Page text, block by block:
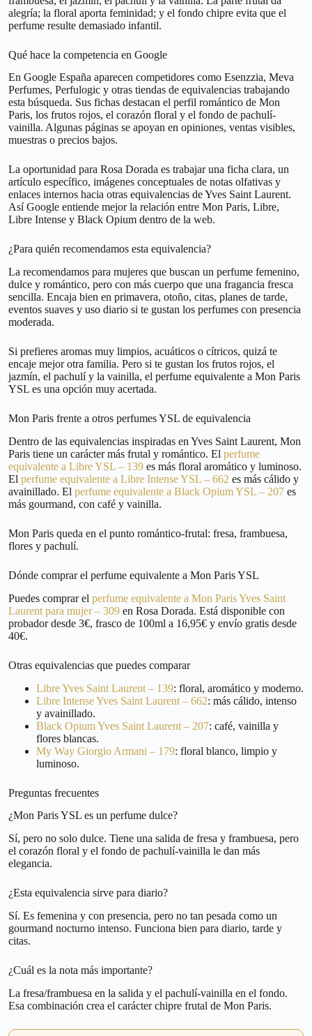
alegría; la floral aporta feminidad; y el fondo chipre evita que el
perfume resulte demasiado infantil.
Qué hace la competencia en Google
En Google España aparecen competidores como Esenzzia, Meva
Perfumes, Perfulogic y otras tiendas de equivalencias trabajando
esta búsqueda. Sus fichas destacan el perfil romántico de Mon
Paris, los frutos rojos, el corazón floral y el fondo de pachulí-
vainilla. Algunas páginas se apoyan en opiniones, ventas visibles,
muestras o precios bajos.
La oportunidad para Rosa Dorada es trabajar una ficha clara, un
artículo específico, imágenes conceptuales de notas olfativas y
enlaces internos hacia otras equivalencias de Yves Saint Laurent.
Así Google entiende mejor la relación entre Mon Paris, Libre,
Libre Intense y Black Opium dentro de la web.
¿Para quién recomendamos esta equivalencia?
La recomendamos para mujeres que buscan un perfume femenino,
dulce y romántico, pero con más cuerpo que una fragancia fresca
sencilla. Encaja bien en primavera, otoño, citas, planes de tarde,
eventos suaves y uso diario si te gustan los perfumes con presencia
moderada.
Si prefieres aromas muy limpios, acuáticos o cítricos, quizá te
encaje mejor otra familia. Pero si te gustan los frutos rojos, el
jazmín, el pachulí y la vainilla, el perfume equivalente a Mon Paris
YSL es una opción muy acertada.
Mon Paris frente a otros perfumes YSL de equivalencia
Dentro de las equivalencias inspiradas en Yves Saint Laurent, Mon
Paris tiene un carácter más frutal y romántico. El perfume
equivalente a Libre YSL – 139 es más floral aromático y luminoso.
El perfume equivalente a Libre Intense YSL – 662 es más cálido y
avainillado. El perfume equivalente a Black Opium YSL – 207 es
más gourmand, con café y vainilla.
Mon Paris queda en el punto romántico-frutal: fresa, frambuesa,
flores y pachulí.
Dónde comprar el perfume equivalente a Mon Paris YSL
Puedes comprar el perfume equivalente a Mon Paris Yves Saint
Laurent para mujer – 309 en Rosa Dorada. Está disponible con
probador desde 3€, frasco de 100ml a 16,95€ y envío gratis desde
40€.
Otras equivalencias que puedes comparar
Libre Yves Saint Laurent – 139: floral, aromático y moderno.
Libre Intense Yves Saint Laurent – 662: más cálido, intenso
y avainillado.
Black Opium Yves Saint Laurent – 207: café, vainilla y
flores blancas.
My Way Giorgio Armani – 179: floral blanco, limpio y
luminoso.
Preguntas frecuentes
¿Mon Paris YSL es un perfume dulce?
Sí, pero no solo dulce. Tiene una salida de fresa y frambuesa, pero
el corazón floral y el fondo de pachulí-vainilla le dan más
elegancia.
¿Esta equivalencia sirve para diario?
Sí. Es femenina y con presencia, pero no tan pesada como un
gourmand nocturno intenso. Funciona bien para diario, tarde y
citas.
¿Cuál es la nota más importante?
La fresa/frambuesa en la salida y el pachulí-vainilla en el fondo.
Esa combinación crea el carácter chipre frutal de Mon Paris.